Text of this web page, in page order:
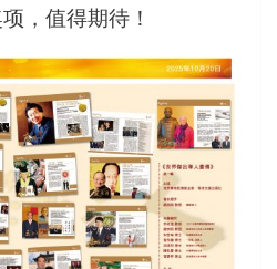
，值得期待！